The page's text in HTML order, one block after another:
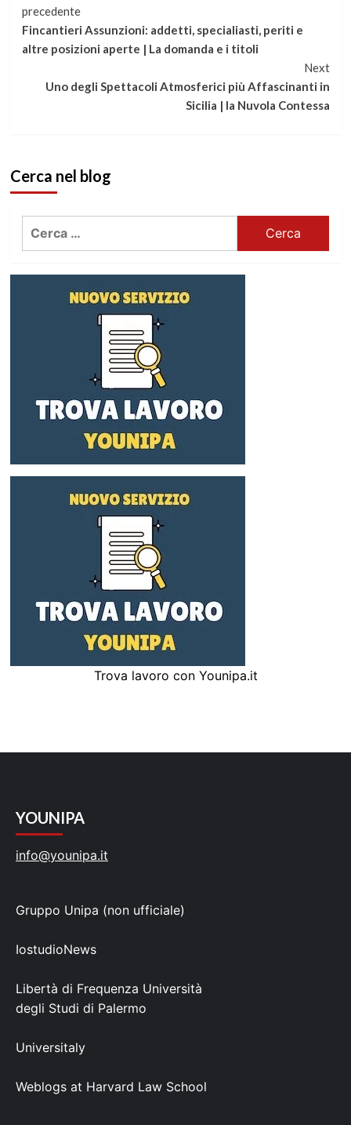
Continua
a
leggere
precedente
Fincantieri Assunzioni: addetti, specialiasti, periti e
altre posizioni aperte | La domanda e i titoli
Next
Uno degli Spettacoli Atmosferici più Affascinanti in
Sicilia | la Nuvola Contessa
Cerca nel blog
Trova lavoro con Younipa.it
YOUNIPA
info@younipa.it
Gruppo Unipa (non ufficiale)
IostudioNews
Libertà di Frequenza Università
degli Studi di Palermo
Universitaly
Weblogs at Harvard Law School